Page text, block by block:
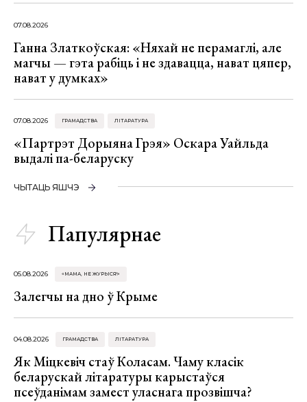
07.08.2026
Ганна Златкоўская: «Няхай не перамаглі, але
магчы — гэта рабіць і не здавацца, нават цяпер,
нават у думках»
07.08.2026 ГРАМАДСТВА ЛІТАРАТУРА
«Партрэт Дорыяна Грэя» Оскара Уайльда
выдалі па-беларуску
ЧЫТАЦЬ ЯШЧЭ
Папулярнае
05.08.2026 «МАМА, НЕ ЖУРЫСЯ!»
Залегчы на дно ў Крыме
04.08.2026 ГРАМАДСТВА ЛІТАРАТУРА
Як Міцкевіч стаў Коласам. Чаму класік
беларускай літаратуры карыстаўся
псеўданімам замест уласнага прозвішча?